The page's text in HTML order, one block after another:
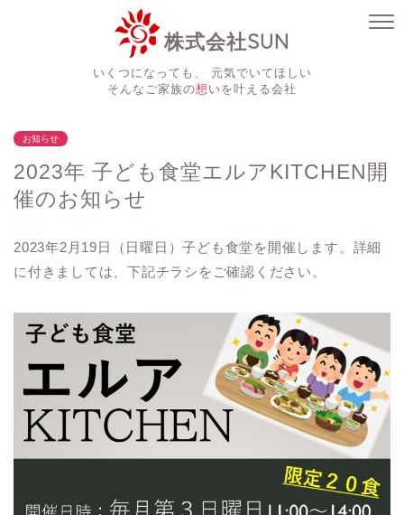
株式会社SUN
いくつになっても、 元気でいてほしい
そんなご家族の想いを叶える会社
お知らせ
2023年 子ども食堂エルアKITCHEN開
催のお知らせ
2023年2月19日（日曜日）子ども食堂を開催します。詳細
に付きましては、下記チラシをご確認ください。